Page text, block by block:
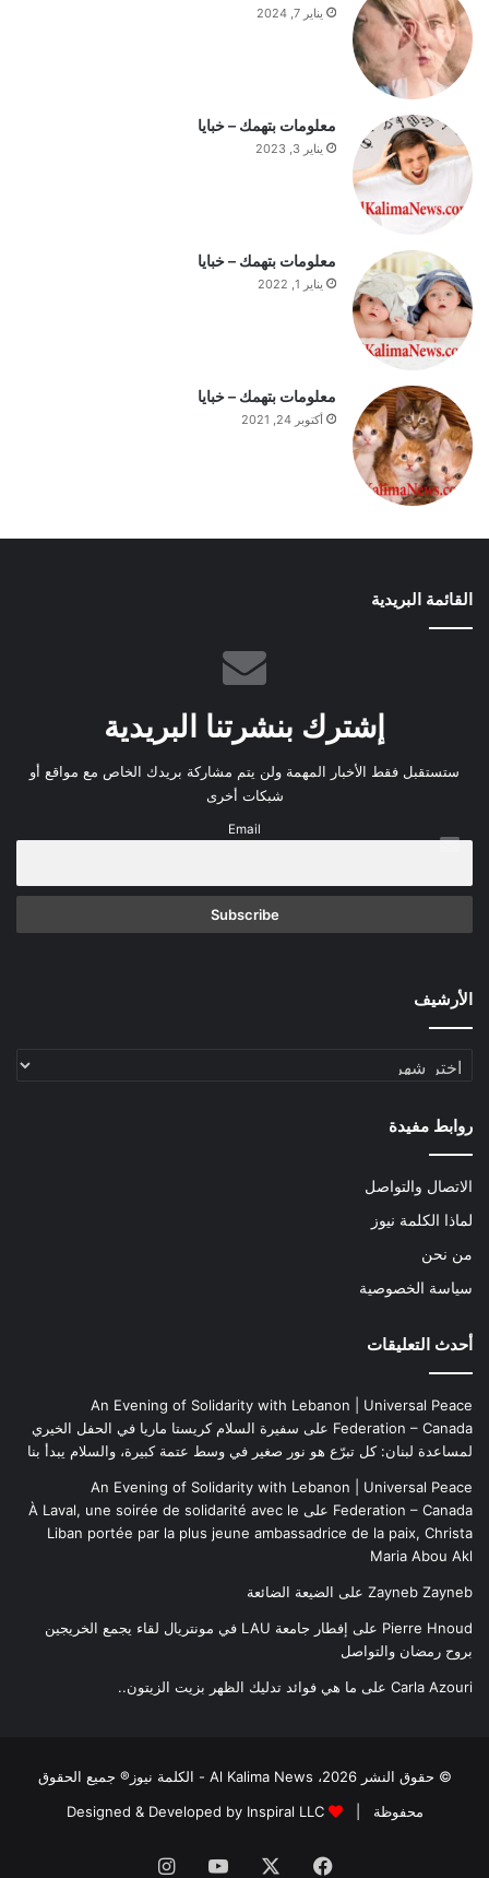
ه
ي
م
ي
و
م
يناير 7, 2024
معلومات بتهمك – خبايا
يناير 3, 2023
معلومات بتهمك – خبايا
يناير 1, 2022
معلومات بتهمك – خبايا
أكتوبر 24, 2021
القائمة البريدية
إشترك بنشرتنا البريدية
ستستقبل فقط الأخبار المهمة ولن يتم مشاركة بريدك الخاص مع مواقع أو
شبكات أخرى
Email
الأرشيف
الأرشيف
روابط مفيدة
الاتصال والتواصل
لماذا الكلمة نيوز
من نحن
سياسة الخصوصية
أحدث التعليقات
An Evening of Solidarity with Lebanon | Universal Peace
Federation – Canada على سفيرة السلام كريستا ماريا في الحفل الخيري
لمساعدة لبنان: كل تبرّع هو نور صغير في وسط عتمة كبيرة، والسلام يبدأ بنا
An Evening of Solidarity with Lebanon | Universal Peace
Federation – Canada على À Laval, une soirée de solidarité avec le
Liban portée par la plus jeune ambassadrice de la paix, Christa
Maria Abou Akl
Zayneb Zayneb على الضيعة الضائعة
Pierre Hnoud على
إفطار جامعة LAU في مونتريال لقاء يجمع الخريجين
بروح رمضان والتواصل
Carla Azouri على ما هي فوائد تدليك الظهر بزيت الزيتون..
© حقوق النشر 2026، Al Kalima News - الكلمة نيوز® جميع الحقوق
محفوظة |
Designed & Developed by Inspiral LLC
فيسبوك ‫YouTube